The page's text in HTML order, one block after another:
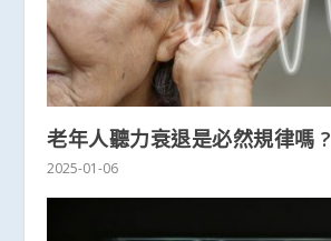
老年人聽力衰退是必然規律嗎 ?
2025-01-06